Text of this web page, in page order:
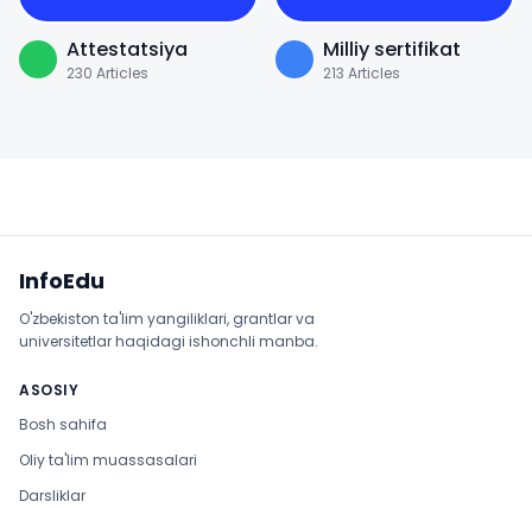
Attestatsiya
230 Articles
Milliy sertifikat
213 Articles
InfoEdu
O'zbekiston ta'lim yangiliklari, grantlar va
universitetlar haqidagi ishonchli manba.
ASOSIY
Bosh sahifa
Oliy ta'lim muassasalari
Darsliklar